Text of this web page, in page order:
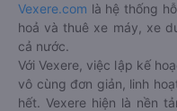
Vexere.com là hệ thống
hoả và thuê xe máy, xe
cả nước.
Với Vexere, việc lập kế
vô cùng đơn giản, linh
hết. Vexere hiện là nền